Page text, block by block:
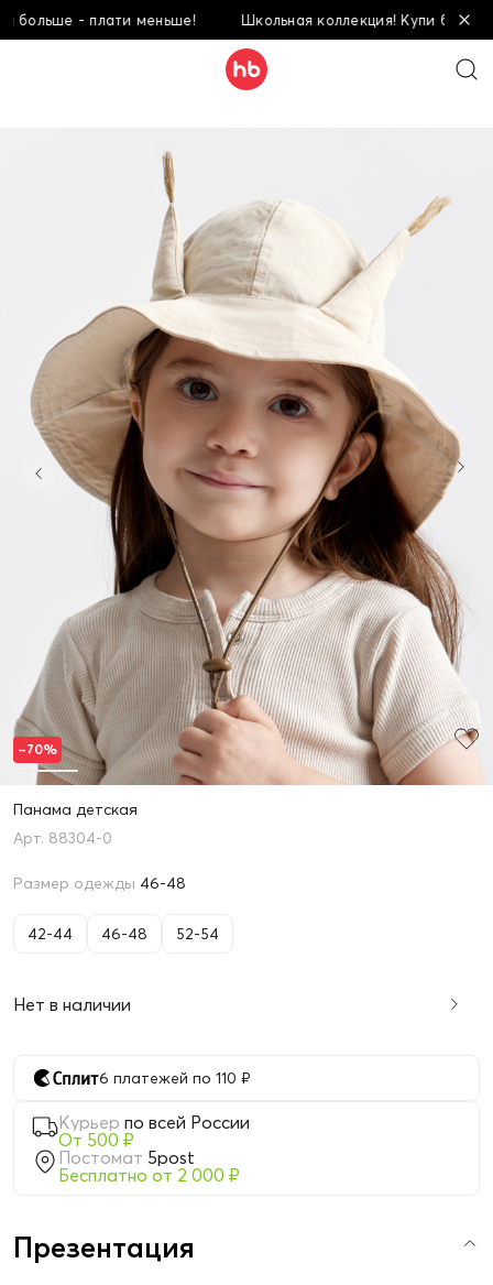
- плати меньше! Школьная коллекция! Купи больше -
Панама детская
88304-0
Размер одежды 46-48
42-44 46-48 52-54
Нет в наличии
6 платежей по 110 ₽
Курьер по всей России
От 500 ₽
Постомат 5post
Бесплатно от 2 000 ₽
–70%
Презентация